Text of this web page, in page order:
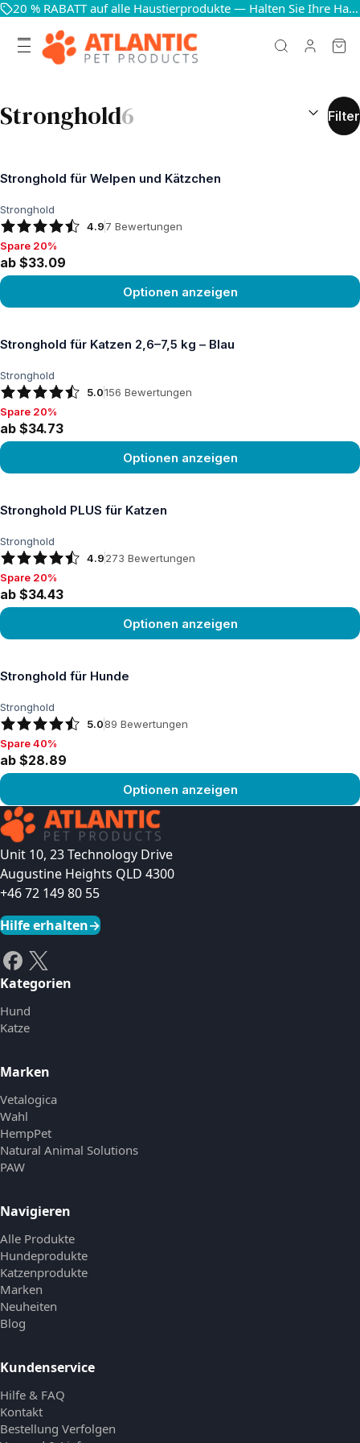
20 % RABATT auf alle Haustierprodukte — Halten Sie Ihre Haustiere glücklich und gesund
Stronghold6 Filter
Stronghold für Welpen und Kätzchen
Stronghold
4.97 Bewertungen
Spare 20%, ab $33.09
Spare 20%
ab $33.09
Optionen anzeigen
Stronghold für Katzen 2,6–7,5 kg – Blau
Stronghold
5.0156 Bewertungen
Spare 20%, ab $34.73
Spare 20%
ab $34.73
Optionen anzeigen
Stronghold PLUS für Katzen
Stronghold
4.9273 Bewertungen
Spare 20%, ab $34.43
Spare 20%
ab $34.43
Optionen anzeigen
Stronghold für Hunde
Stronghold
5.089 Bewertungen
Spare 40%, ab $28.89
Spare 40%
ab $28.89
Optionen anzeigen
Produkt ansehen
Unit 10, 23 Technology Drive
Augustine Heights QLD 4300
+46 72 149 80 55
Hilfe erhalten→
Kategorien
Hund
Katze
Marken
Vetalogica
Wahl
HempPet
Natural Animal Solutions
PAW
Navigieren
Alle Produkte
Hundeprodukte
Katzenprodukte
Marken
Neuheiten
Blog
Kundenservice
Hilfe & FAQ
Kontakt
Bestellung Verfolgen